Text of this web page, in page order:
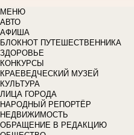
МЕНЮ
АВТО
АФИША
БЛОКНОТ ПУТЕШЕСТВЕННИКА
ЗДОРОВЬЕ
КОНКУРСЫ
КРАЕВЕДЧЕСКИЙ МУЗЕЙ
КУЛЬТУРА
ЛИЦА ГОРОДА
НАРОДНЫЙ РЕПОРТЁР
НЕДВИЖИМОСТЬ
ОБРАЩЕНИЕ В РЕДАКЦИЮ